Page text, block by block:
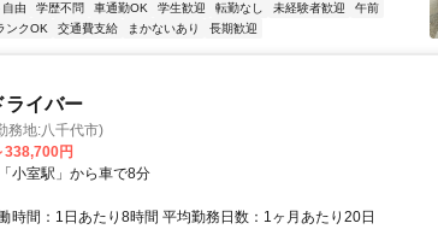
自由 学歴不問 車通勤OK 学生歓迎 転勤なし 未経験者歓迎
午前
ンクOK 交通費支給 まかないあり 長期歓迎
ライバー
務地:八千代市)
338,700円
小室駅」から車で8分
時間：1日あたり8時間 平均勤務日数：1ヶ月あたり20日